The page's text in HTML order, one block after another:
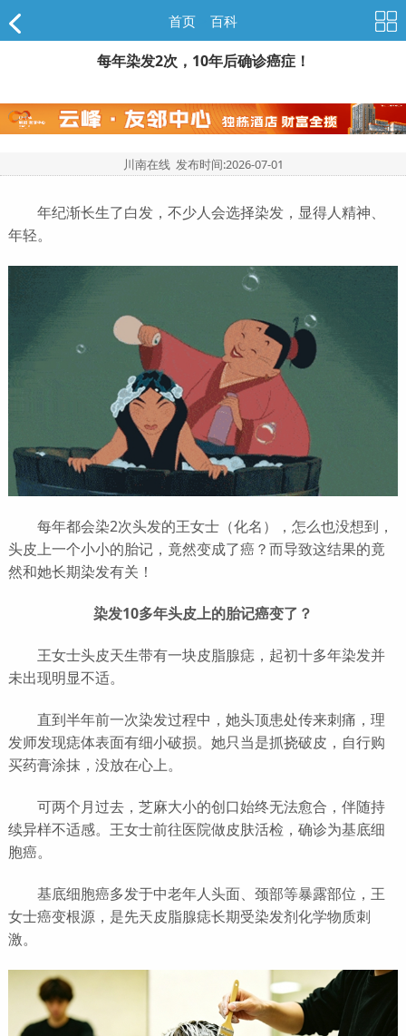
首页 百科
每年染发2次，10年后确诊癌症！
川南在线 发布时间:2026-07-01
年纪渐长生了白发，不少人会选择染发，显得人精神、
年轻。
每年都会染2次头发的王女士（化名），怎么也没想到，
头皮上一个小小的胎记，竟然变成了癌？而导致这结果的竟
然和她长期染发有关！
染发10多年头皮上的胎记癌变了？
王女士头皮天生带有一块皮脂腺痣，起初十多年染发并
未出现明显不适。
直到半年前一次染发过程中，她头顶患处传来刺痛，理
发师发现痣体表面有细小破损。她只当是抓挠破皮，自行购
买药膏涂抹，没放在心上。
可两个月过去，芝麻大小的创口始终无法愈合，伴随持
续异样不适感。王女士前往医院做皮肤活检，确诊为基底细
胞癌。
基底细胞癌多发于中老年人头面、颈部等暴露部位，王
女士癌变根源，是先天皮脂腺痣长期受染发剂化学物质刺
激。